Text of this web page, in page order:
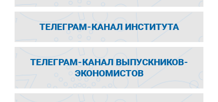
ТЕЛЕГРАМ-КАНАЛ ИНСТИТУТА
ТЕЛЕГРАМ-КАНАЛ ВЫПУСКНИКОВ-
ЭКОНОМИСТОВ